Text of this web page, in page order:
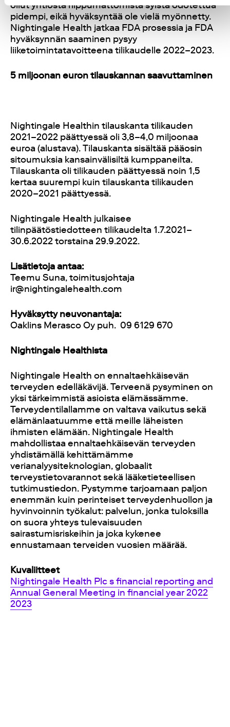
ollut yhtiöstä riippumattomista syistä odotettua
pidempi, eikä hyväksyntää ole vielä myönnetty.
Nightingale Health jatkaa FDA prosessia ja FDA
hyväksynnän saaminen pysyy
liiketoimintatavoitteena tilikaudelle 2022–2023.
5 miljoonan euron tilauskannan saavuttaminen
Nightingale Healthin tilauskanta tilikauden
2021–2022 päättyessä oli 3,8–4,0 miljoonaa
euroa (alustava). Tilauskanta sisältää pääosin
sitoumuksia kansainvälisiltä kumppaneilta.
Tilauskanta oli tilikauden päättyessä noin 1,5
kertaa suurempi kuin tilauskanta tilikauden
2020–2021 päättyessä.
Nightingale Health julkaisee
tilinpäätöstiedotteen tilikaudelta 1.7.2021–
30.6.2022 torstaina 29.9.2022.
Lisätietoja antaa:
Teemu Suna, toimitusjohtaja
ir@nightingalehealth.com
Hyväksytty neuvonantaja:
Oaklins Merasco Oy puh. 09 6129 670
Nightingale Healthista
Nightingale Health on ennaltaehkäisevän
terveyden edelläkävijä. Terveenä pysyminen on
yksi tärkeimmistä asioista elämässämme.
Terveydentilallamme on valtava vaikutus sekä
elämänlaatuumme että meille läheisten
ihmisten elämään. Nightingale Health
mahdollistaa ennaltaehkäisevän terveyden
yhdistämällä kehittämämme
verianalyysiteknologian, globaalit
terveystietovarannot sekä lääketieteellisen
tutkimustiedon. Pystymme tarjoamaan paljon
enemmän kuin perinteiset terveydenhuollon ja
hyvinvoinnin työkalut: palvelun, jonka tuloksilla
on suora yhteys tulevaisuuden
sairastumisriskeihin ja joka kykenee
ennustamaan terveiden vuosien määrää.
Kuvaliitteet
Nightingale Health Plc s financial reporting and
Annual General Meeting in financial year 2022
2023